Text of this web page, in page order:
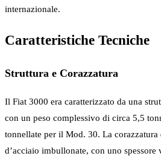
internazionale.
Caratteristiche Tecniche
Struttura e Corazzatura
Il Fiat 3000 era caratterizzato da una
con un peso complessivo di circa 5,5
tonnellate per il Mod. 30. La corazzatura
d’acciaio imbullonate, con uno